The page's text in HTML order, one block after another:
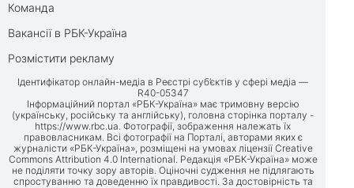
Команда
Вакансії в РБК-Україна
Розмістити рекламу
Ідентифікатор онлайн-медіа в Реєстрі суб’єктів у сфері медіа —
R40-05347
Інформаційний портал «РБК-Україна» має тримовну версію
(українську, російську та англійську), головна сторінка порталу -
https://www.rbc.ua. Фотографії, зображення належать їх
правовласникам. Всі фотографії на Порталі, авторами яких є
журналісти «РБК-Україна», розміщені на умовах ліцензії Creative
Commons Attribution 4.0 International. Редакція «РБК-Україна» може
не поділяти точку зору авторів. Оціночні судження не підлягають
спростуванню та доведенню їх правдивості. За достовірність та